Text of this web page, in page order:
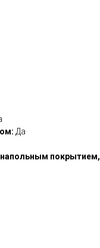
Да
покрытием,